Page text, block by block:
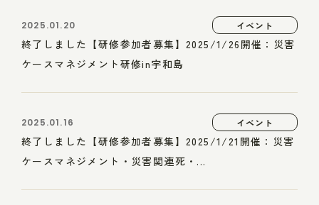
2025.01.20 イベント
終了しました【研修参加者募集】2025/1/26開催：災害
ケースマネジメント研修in宇和島
2025.01.16 イベント
終了しました【研修参加者募集】2025/1/21開催：災害
ケースマネジメント・災害関連死・...